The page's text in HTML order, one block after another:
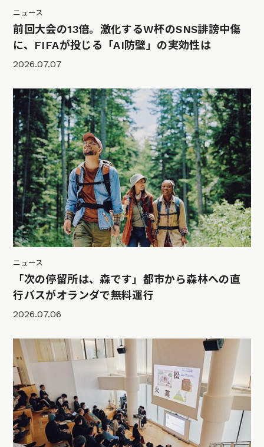
ニュース
前回大会の13倍。激化するW杯のSNS誹謗中傷
に、FIFAが投じる「AI防壁」の実効性は
2026.07.07
ニュース
「次の停留所は、森です」都市から森林への直
行バスがオランダで無料運行
2026.07.06